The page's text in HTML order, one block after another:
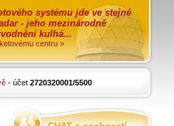
systému jde ve stejné
- jeho mezinárodně
kulhá...
centru »
- účet 2720320001/5500